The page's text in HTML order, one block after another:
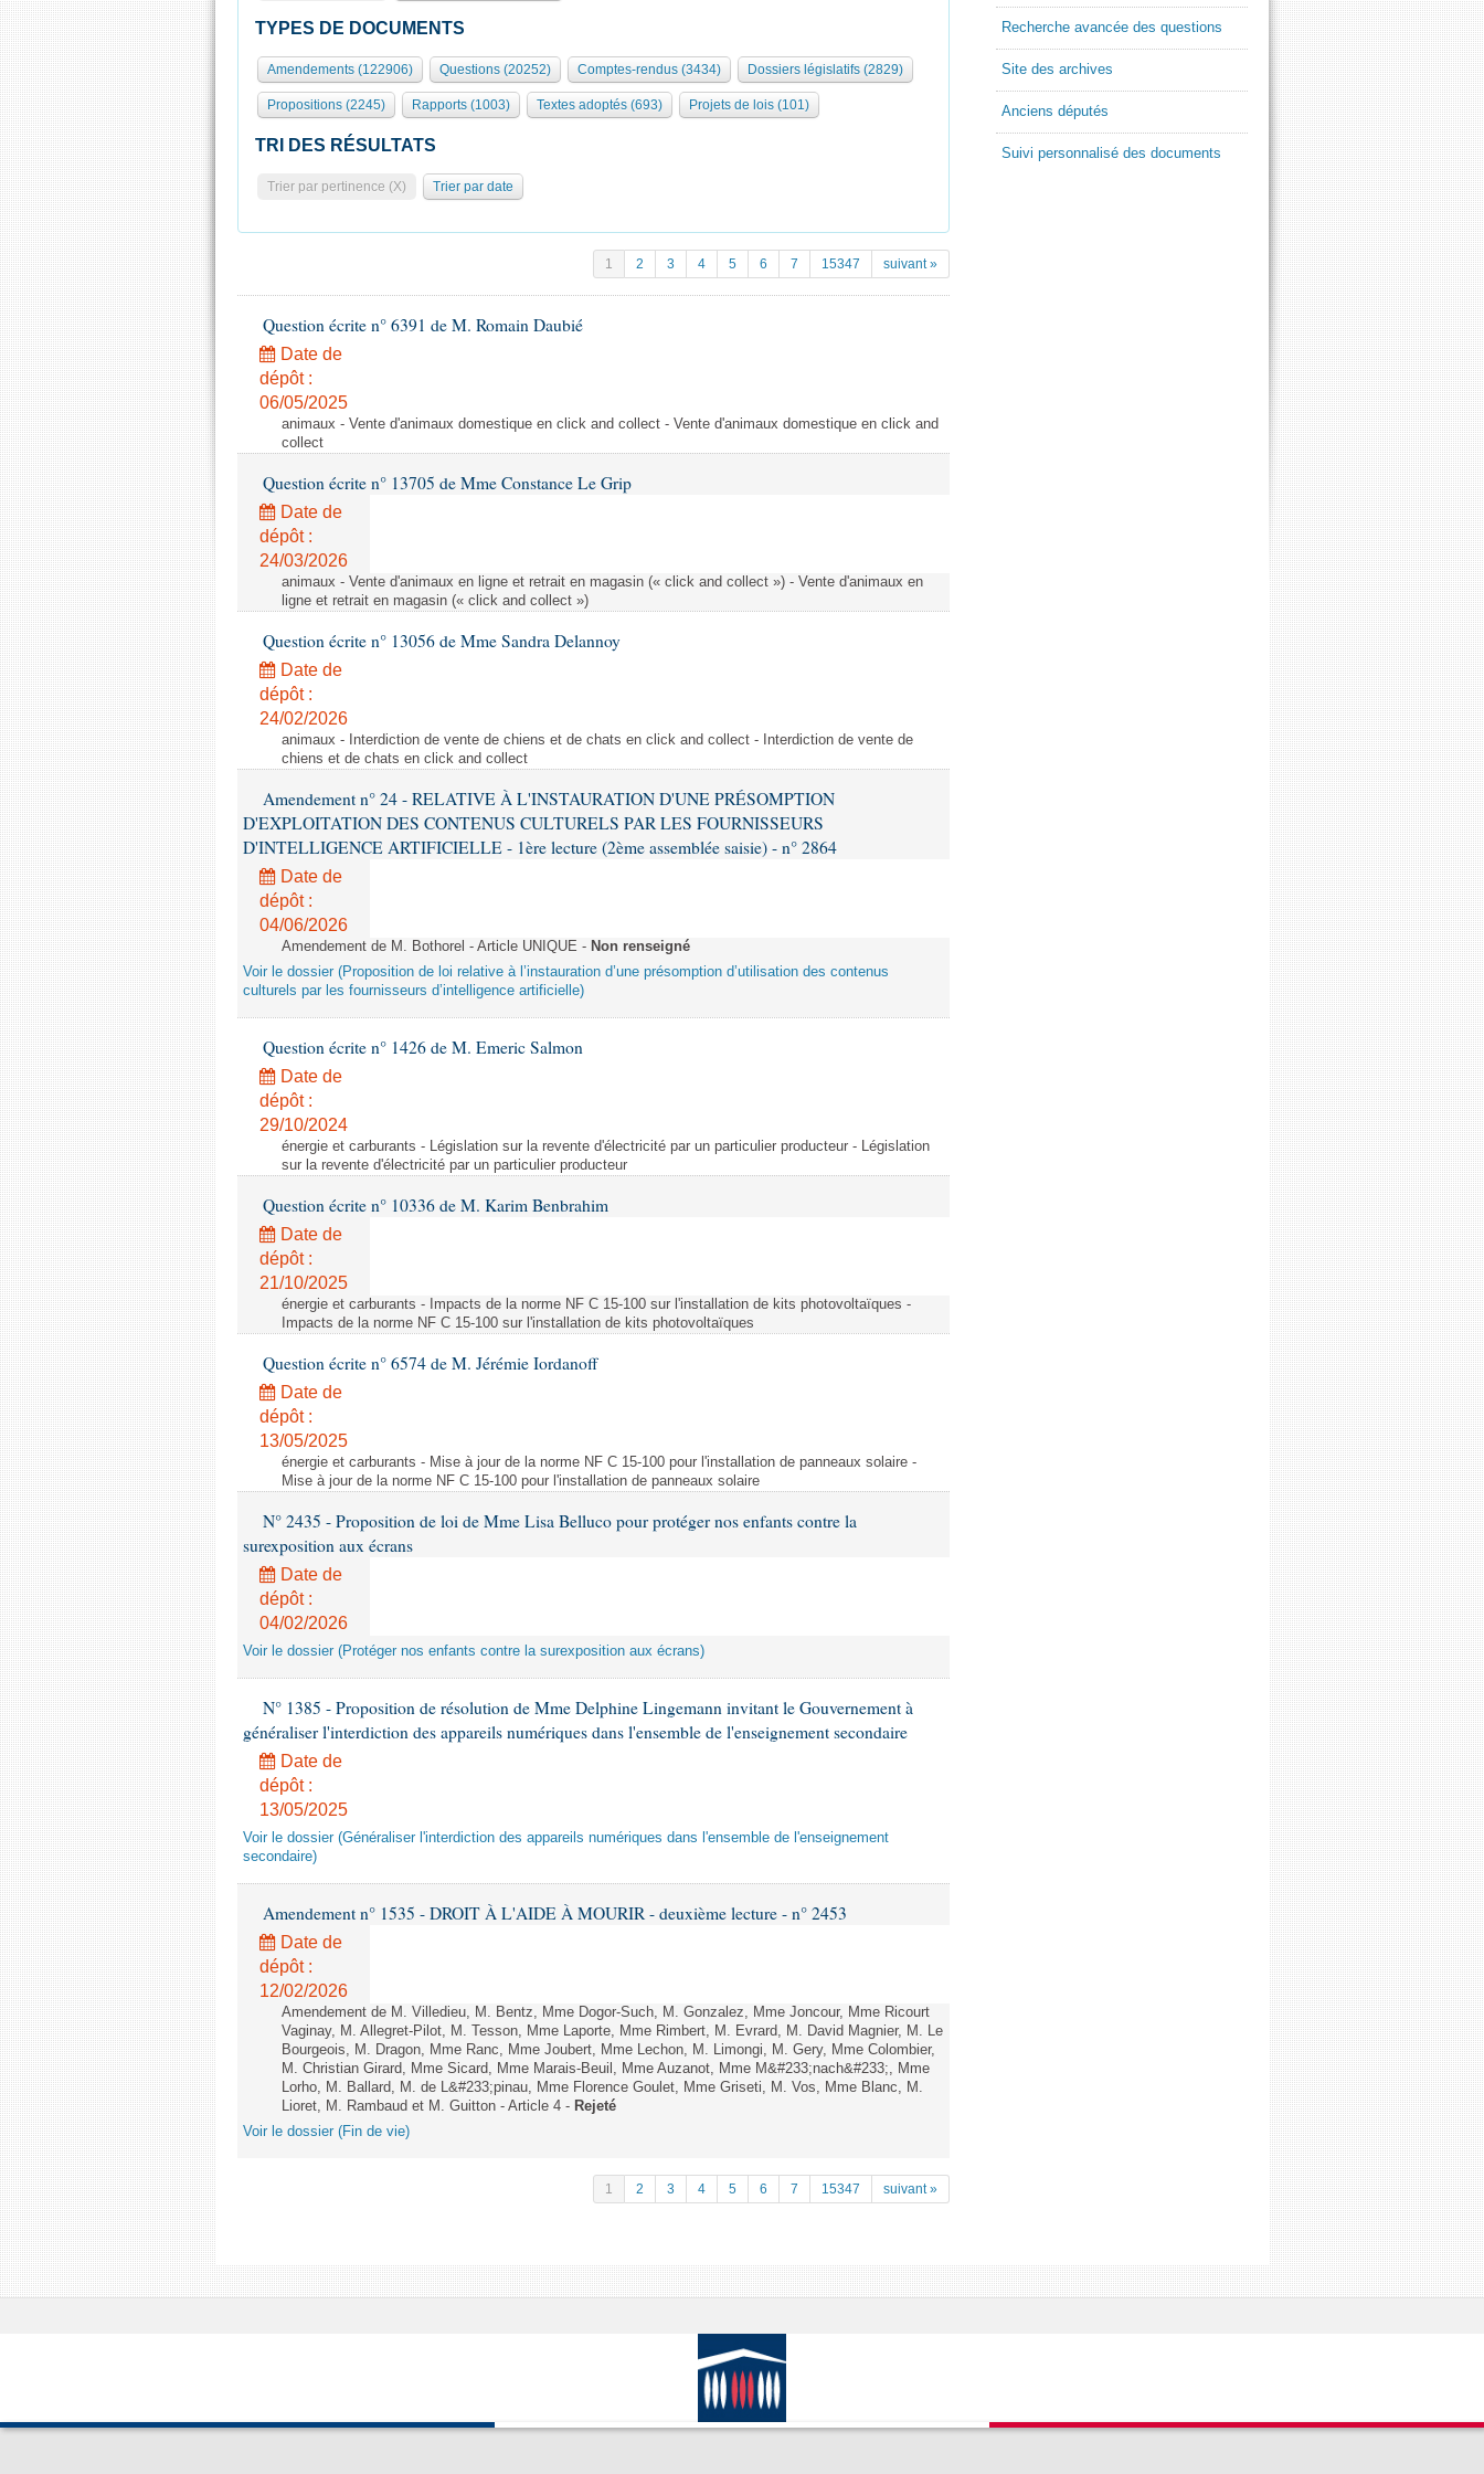
TYPES DE DOCUMENTS
Amendements (122906) Questions (20252) Comptes-rendus (3434) Dossiers législatifs (2829)
Propositions (2245) Rapports (1003) Textes adoptés (693) Projets de lois (101)
TRI DES RÉSULTATS
Trier par pertinence (X) Trier par date
1 2 3 4 5 6 7 15347 suivant »
Question écrite n° 6391 de M. Romain Daubié
Date de
dépôt :
06/05/2025
animaux - Vente d'animaux domestique en click and collect - Vente d'animaux domestique en click and
collect
Question écrite n° 13705 de Mme Constance Le Grip
Date de
dépôt :
24/03/2026
animaux - Vente d'animaux en ligne et retrait en magasin (« click and collect ») - Vente d'animaux en
ligne et retrait en magasin (« click and collect »)
Question écrite n° 13056 de Mme Sandra Delannoy
Date de
dépôt :
24/02/2026
animaux - Interdiction de vente de chiens et de chats en click and collect - Interdiction de vente de
chiens et de chats en click and collect
Amendement n° 24 - RELATIVE À L'INSTAURATION D'UNE PRÉSOMPTION
D'EXPLOITATION DES CONTENUS CULTURELS PAR LES FOURNISSEURS
D'INTELLIGENCE ARTIFICIELLE - 1ère lecture (2ème assemblée saisie) - n° 2864
Date de
dépôt :
04/06/2026
Amendement de M. Bothorel - Article UNIQUE - Non renseigné
Voir le dossier (Proposition de loi relative à l’instauration d’une présomption d’utilisation des contenus
culturels par les fournisseurs d’intelligence artificielle)
Question écrite n° 1426 de M. Emeric Salmon
Date de
dépôt :
29/10/2024
énergie et carburants - Législation sur la revente d'électricité par un particulier producteur - Législation
sur la revente d'électricité par un particulier producteur
Question écrite n° 10336 de M. Karim Benbrahim
Date de
dépôt :
21/10/2025
énergie et carburants - Impacts de la norme NF C 15-100 sur l'installation de kits photovoltaïques -
Impacts de la norme NF C 15-100 sur l'installation de kits photovoltaïques
Question écrite n° 6574 de M. Jérémie Iordanoff
Date de
dépôt :
13/05/2025
énergie et carburants - Mise à jour de la norme NF C 15-100 pour l'installation de panneaux solaire -
Mise à jour de la norme NF C 15-100 pour l'installation de panneaux solaire
N° 2435 - Proposition de loi de Mme Lisa Belluco pour protéger nos enfants contre la
surexposition aux écrans
Date de
dépôt :
04/02/2026
Voir le dossier (Protéger nos enfants contre la surexposition aux écrans)
N° 1385 - Proposition de résolution de Mme Delphine Lingemann invitant le Gouvernement à
généraliser l'interdiction des appareils numériques dans l'ensemble de l'enseignement secondaire
Date de
dépôt :
13/05/2025
Voir le dossier (Généraliser l'interdiction des appareils numériques dans l'ensemble de l'enseignement
secondaire)
Amendement n° 1535 - DROIT À L'AIDE À MOURIR - deuxième lecture - n° 2453
Date de
dépôt :
12/02/2026
Amendement de M. Villedieu, M. Bentz, Mme Dogor-Such, M. Gonzalez, Mme Joncour, Mme Ricourt
Vaginay, M. Allegret-Pilot, M. Tesson, Mme Laporte, Mme Rimbert, M. Evrard, M. David Magnier, M. Le
Bourgeois, M. Dragon, Mme Ranc, Mme Joubert, Mme Lechon, M. Limongi, M. Gery, Mme Colombier,
M. Christian Girard, Mme Sicard, Mme Marais-Beuil, Mme Auzanot, Mme M&#233;nach&#233;, Mme
Lorho, M. Ballard, M. de L&#233;pinau, Mme Florence Goulet, Mme Griseti, M. Vos, Mme Blanc, M.
Lioret, M. Rambaud et M. Guitton - Article 4 - Rejeté
Voir le dossier (Fin de vie)
1 2 3 4 5 6 7 15347 suivant »
Recherche avancée des questions
Site des archives
Anciens députés
Suivi personnalisé des documents